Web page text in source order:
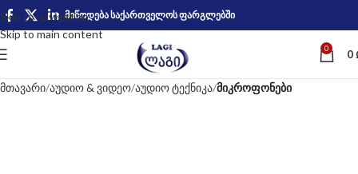
Skip to navigation
Skip to main content
მიწოდება საქართველოს ფარგლებში
0 0
მთავარი აუდიო & ვიდეო აუდიო ტექნიკა მიკროფონები